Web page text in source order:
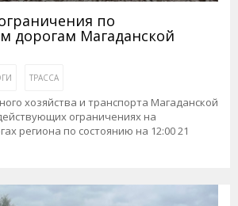
по
дорогам Магаданской
ТРАССА
хозяйства и транспорта Магаданской
ограничениях на
региона по состоянию на 12:00 21